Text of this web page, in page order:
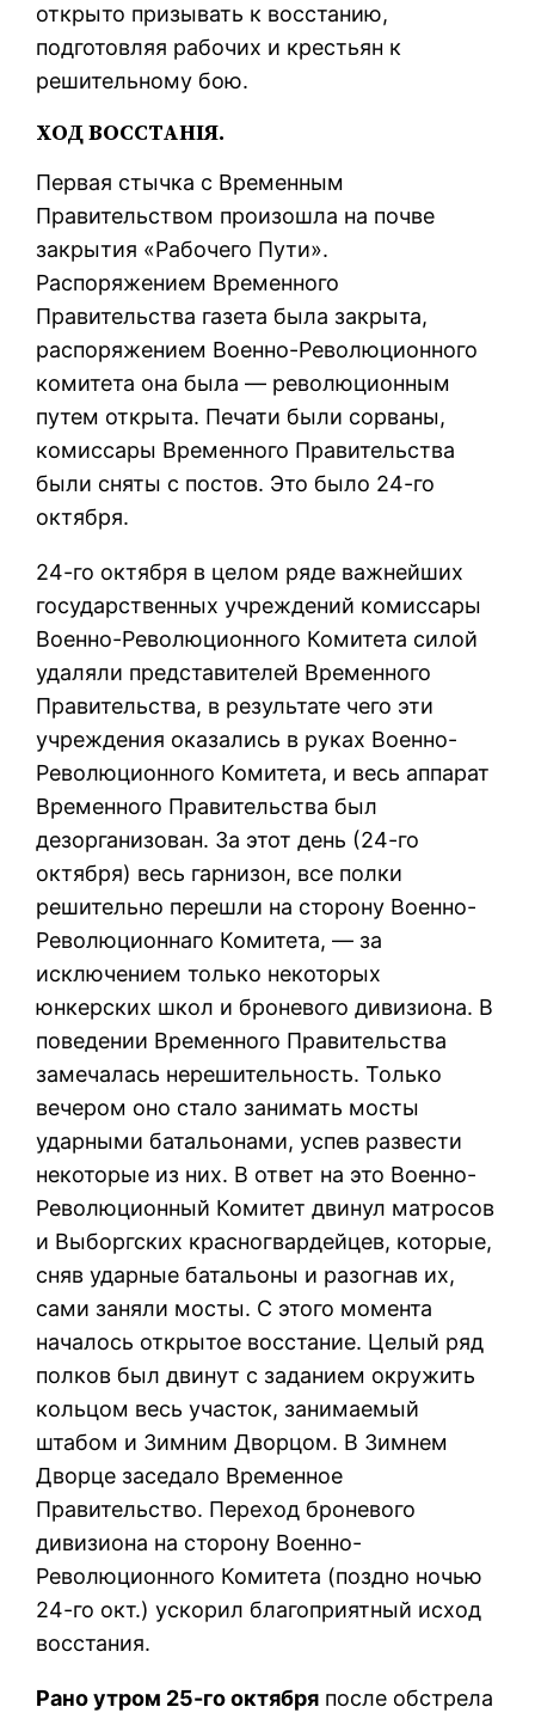
открыто призывать к восстанию,
подготовляя рабочих и крестьян к
решительному бою.
ХОД ВОССТАНIЯ.
Первая стычка с Временным
Правительством произошла на почве
закрытия «Рабочего Пути».
Распоряжением Временного
Правительства газета была закрыта,
распоряжением Военно-Революционного
комитета она была — революционным
путем открыта. Печати были сорваны,
комиссары Временного Правительства
были сняты с постов. Это было 24-го
октября.
24-го октября в целом ряде важнейших
государственных учреждений комиссары
Военно-Революционного Комитета силой
удаляли представителей Временного
Правительства, в результате чего эти
учреждения оказались в руках Военно-
Революционного Комитета, и весь аппарат
Временного Правительства был
дезорганизован. За этот день (24-го
октября) весь гарнизон, все полки
решительно перешли на сторону Военно-
Революционнаго Комитета, — за
исключением только некоторых
юнкерских школ и броневого дивизиона. В
поведении Временного Правительства
замечалась нерешительность. Только
вечером оно стало занимать мосты
ударными батальонами, успев развести
некоторые из них. В ответ на это Военно-
Революционный Комитет двинул матросов
и Выборгских красногвардейцев, которые,
сняв ударные батальоны и разогнав их,
сами заняли мосты. С этого момента
началось открытое восстание. Целый ряд
полков был двинут с заданием окружить
кольцом весь участок, занимаемый
штабом и Зимним Дворцом. В Зимнем
Дворце заседало Временное
Правительство. Переход броневого
дивизиона на сторону Военно-
Революционного Комитета (поздно ночью
24-го окт.) ускорил благоприятный исход
восстания.
Рано утром 25-го октября после обстрела